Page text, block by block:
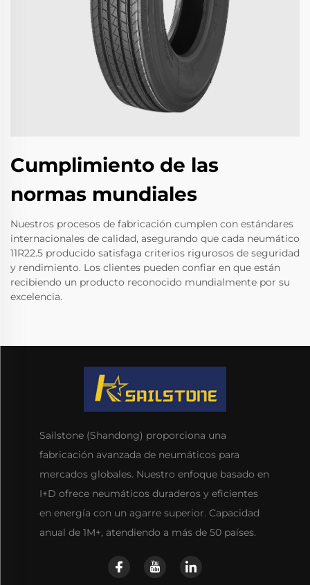
Cumplimiento de las
normas mundiales
Nuestros procesos de fabricación cumplen con estándares
internacionales de calidad, asegurando que cada neumático
11R22.5 producido satisfaga criterios rigurosos de seguridad
y rendimiento. Los clientes pueden confiar en que están
recibiendo un producto reconocido mundialmente por su
excelencia.
Sailstone (Shandong) proporciona una
fabricación avanzada de neumáticos para
mercados globales. Nuestro enfoque basado en
I+D ofrece neumáticos duraderos y eficientes
en energía con un agarre superior. Capacidad
anual de 1M+, atendiendo a más de 50 países.